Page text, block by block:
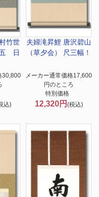
竹世
五 日
30,800
込)
夫婦滝昇鯉 唐沢碧山
（草夕会） 尺三幅！
メーカー通常価格17,600
円のところ
特別価格
12,320円 (税込)